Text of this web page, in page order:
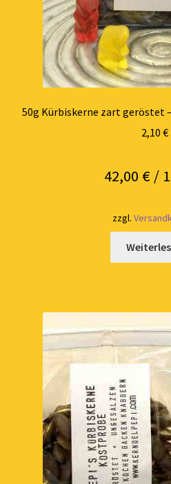
50g Kürbiskerne zart geröstet
2,10 €
42,00 € /
zzgl.